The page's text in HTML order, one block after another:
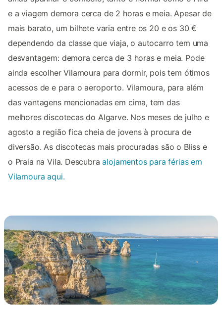
e a viagem demora cerca de 2 horas e meia. Apesar de
mais barato, um bilhete varia entre os 20 e os 30 €
dependendo da classe que viaja, o autocarro tem uma
desvantagem: demora cerca de 3 horas e meia. Pode
ainda escolher Vilamoura para dormir, pois tem ótimos
acessos de e para o aeroporto. Vilamoura, para além
das vantagens mencionadas em cima, tem das
melhores discotecas do Algarve. Nos meses de julho e
agosto a região fica cheia de jovens à procura de
diversão. As discotecas mais procuradas são o Bliss e
o Praia na Vila. Descubraalojamentos para férias em
Vilamoura aqui.